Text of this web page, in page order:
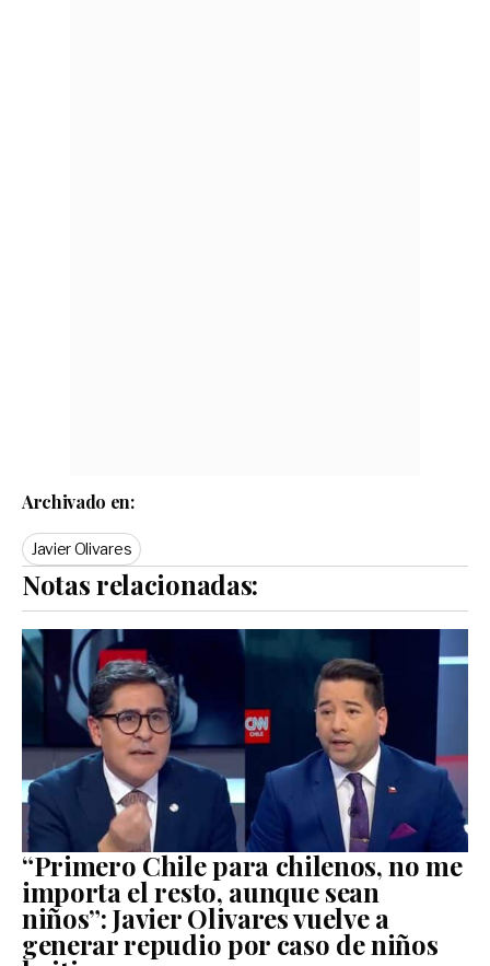
Archivado en:
Javier Olivares
Notas relacionadas:
“Primero Chile para chilenos, no me
importa el resto, aunque sean
niños”: Javier Olivares vuelve a
generar repudio por caso de niños